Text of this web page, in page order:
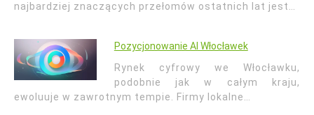
najbardziej znaczących przełomów ostatnich lat jest…
Pozycjonowanie AI Włocławek
Rynek cyfrowy we Włocławku,
podobnie jak w całym kraju,
ewoluuje w zawrotnym tempie. Firmy lokalne…